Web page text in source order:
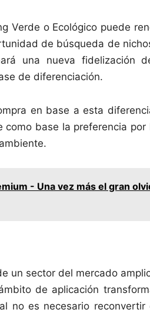
Verde o Ecológico puede
de búsqueda de
una nueva fidelización
de diferenciación.
en base a esta
base la preferencia por
- Una vez más el gran
un sector del mercado
de aplicación
no es necesario reconvertir